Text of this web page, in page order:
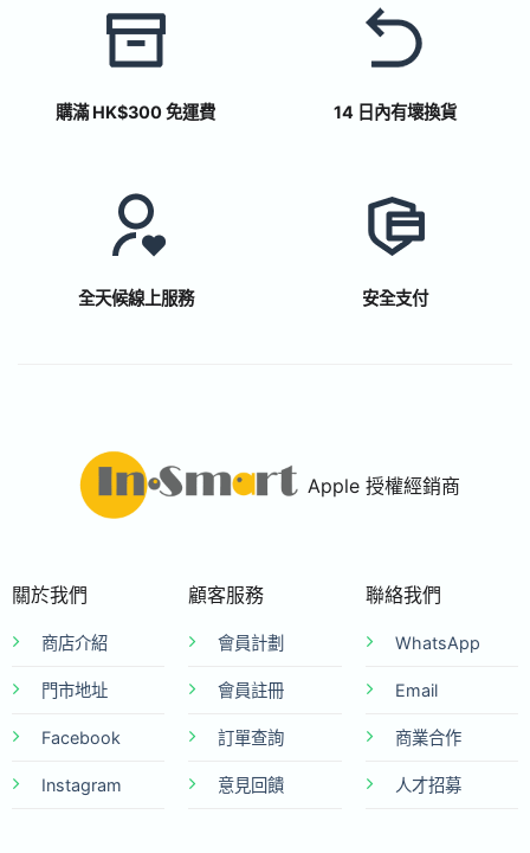
購滿 HK$300 免運費 14 日內有壞換貨
全天候線上服務 安全支付
Apple 授權經銷商
關於我們
商店介紹
門市地址
Facebook
Instagram
顧客服務
會員計劃
會員註冊
訂單查詢
意見回饋
聯絡我們
WhatsApp
Email
商業合作
人才招募